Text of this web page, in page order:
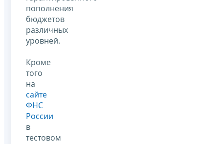
пополнения
бюджетов
различных
уровней.
Кроме
того
на
сайте
ФНС
России
в
тестовом